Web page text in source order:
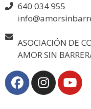
640 034 955
ASOCIACIÓN DE
AMOR SIN